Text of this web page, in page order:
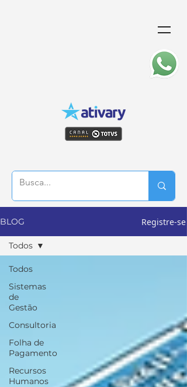
BLOG Registre-se
Todos
Sistemas
de
Gestão
Consultoria
Folha de
Pagamento
Recursos
Humanos
Todos